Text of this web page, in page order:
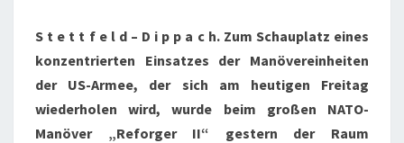
S t e t t f e l d – D i p p a c h. Zum Schauplatz eines
konzentrierten Einsatzes der Manövereinheiten
der US-Armee, der sich am heutigen Freitag
wiederholen wird, wurde beim großen NATO-
Manöver „Reforger II“ gestern der Raum